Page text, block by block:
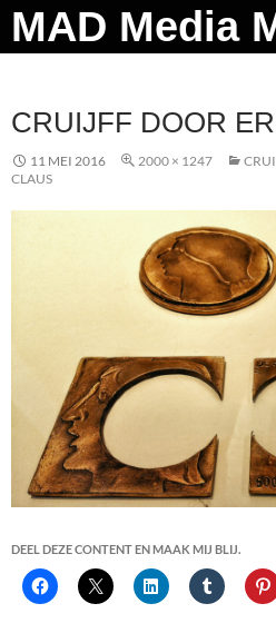
Ga
naar
Zoeken
CRUIJFF DOOR
11 MEI 2016 2000 × 1247
CLAUS
DEEL DEZE CONTENT EN MAAK MIJ BLIJ.